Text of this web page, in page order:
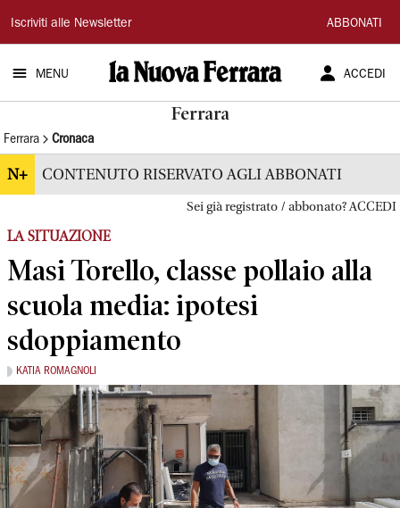
La
Nuova
Ferrara
Iscriviti alle Newsletter ABBONATI
MENU ACCEDI
Ferrara
Ferrara Cronaca
N+ CONTENUTO RISERVATO AGLI ABBONATI
Sei già registrato / abbonato? ACCEDI
LA SITUAZIONE
Masi Torello, classe pollaio alla
scuola media: ipotesi
sdoppiamento
KATIA ROMAGNOLI